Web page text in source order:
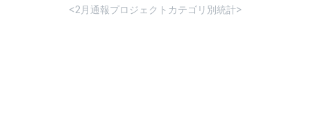
<2月通報プロジェクトカテゴリ別統計>